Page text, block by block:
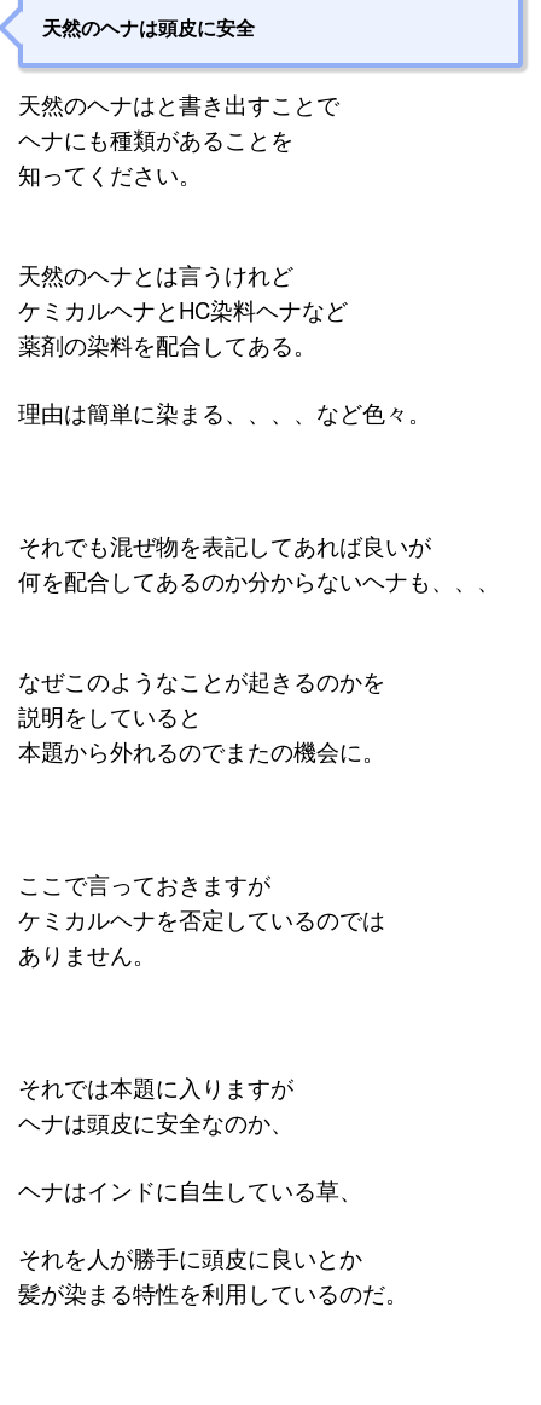
天然のヘナは頭皮に安全
天然のヘナはと書き出すことで
ヘナにも種類があることを
知ってください。
天然のヘナとは言うけれど
ケミカルヘナとHC染料ヘナなど
薬剤の染料を配合してある。
理由は簡単に染まる、、、、など色々。
それでも混ぜ物を表記してあれば良いが
何を配合してあるのか分からないヘナも、、、
なぜこのようなことが起きるのかを
説明をしていると
本題から外れるのでまたの機会に。
ここで言っておきますが
ケミカルヘナを否定しているのでは
ありません。
それでは本題に入りますが
ヘナは頭皮に安全なのか、
ヘナはインドに自生している草、
それを人が勝手に頭皮に良いとか
髪が染まる特性を利用しているのだ。